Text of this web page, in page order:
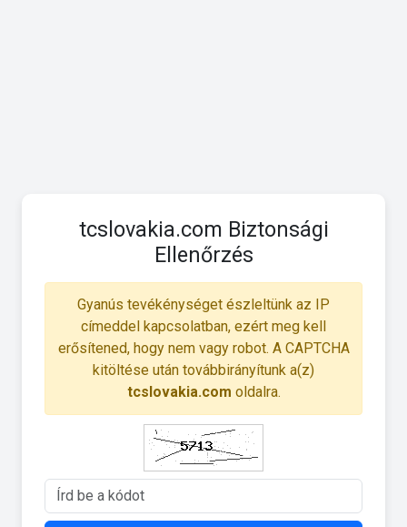
tcslovakia.com Biztonsági
Ellenőrzés
Gyanús tevékénységet észleltünk az IP
címeddel kapcsolatban, ezért meg kell
erősítened, hogy nem vagy robot. A CAPTCHA
kitöltése után továbbirányítunk a(z)
tcslovakia.com oldalra.